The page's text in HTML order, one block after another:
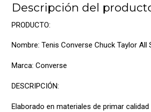
Descripción del
PRODUCTO:
Nombre: Tenis Converse Chuck Taylor All
Marca: Converse
DESCRIPCIÓN:
Elaborado en materiales de primar